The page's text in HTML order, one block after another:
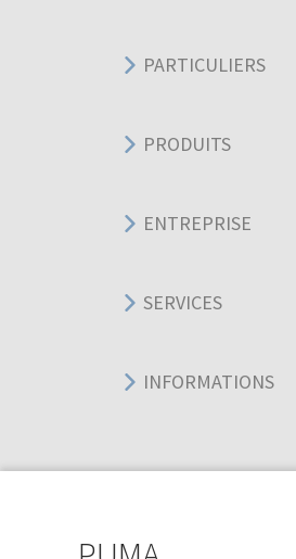
PARTICULIERS
PRODUITS
ENTREPRISE
SERVICES
INFORMATIONS